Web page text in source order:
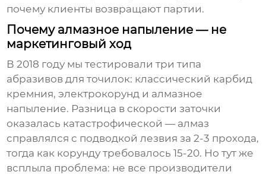
почему клиенты возвращают партии.
Почему алмазное напыление — не
маркетинговый ход
В 2018 году мы тестировали три типа
абразивов для точилок: классический карбид
кремния, электрокорунд и алмазное
напыление. Разница в скорости заточки
оказалась катастрофической — алмаз
справлялся с подводкой лезвия за 2-3 прохода,
тогда как корунду требовалось 15-20. Но тут же
всплыла проблема: не все производители